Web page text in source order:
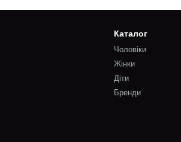
Каталог
Чоловіки
Жінки
Діти
Бренди